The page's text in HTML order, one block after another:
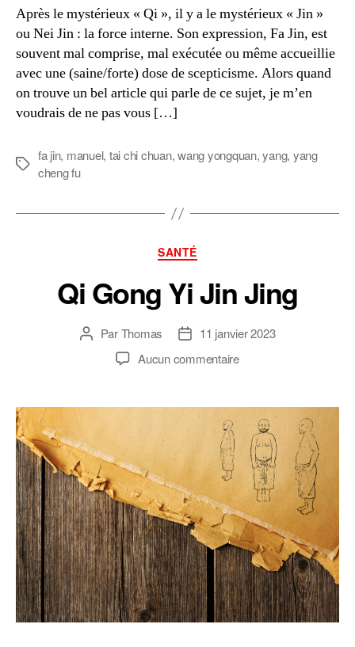
Après le mystérieux « Qi », il y a le mystérieux « Jin »
ou Nei Jin : la force interne. Son expression, Fa Jin, est
souvent mal comprise, mal exécutée ou même accueillie
avec une (saine/forte) dose de scepticisme. Alors quand
on trouve un bel article qui parle de ce sujet, je m’en
voudrais de ne pas vous […]
Étiquettes
fa jin, manuel, tai chi chuan,wang yongquan,yang, yang
cheng fu
Catégories
SANTÉ
Qi Gong Yi Jin Jing
Auteur
l’article
ParThomas
Date
l’article
11 janvier 2023
Aucun commentairesur
Yi
Jing